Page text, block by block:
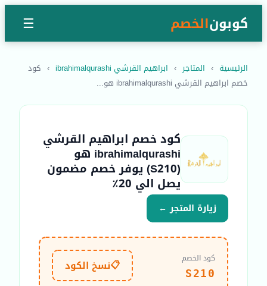
كوبونالخصم ☰
الرئيسية › المتاجر › ابراهيم القرشي ibrahimalqurashi › كود
خصم ابراهيم القرشي ibrahimalqurashi هو...
كود خصم ابراهيم القرشي
ibrahimalqurashi هو
(S210) يوفر خصم مضمون
يصل الي 20٪
زيارة المتجر ←
كود الخصم
S210
📋نسخ الكود